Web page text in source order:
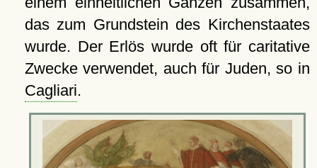
das zum Grundstein des Kirchenstaates
wurde. Der Erlös wurde oft für caritative
Zwecke verwendet, auch für Juden, so in
Cagliari.